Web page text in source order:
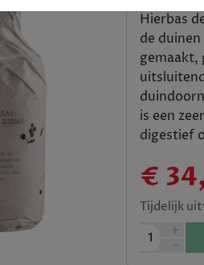
Hierbas
de
gemaakt,
is een
digestief
€
Tijdelijk
1
+
-